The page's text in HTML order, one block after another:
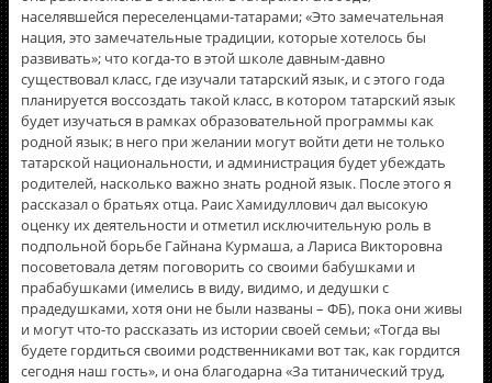
населявшейся переселенцами-татарами; «Это замечательная
нация, это замечательные традиции, которые хотелось бы
развивать»; что когда-то в этой школе давным-давно
существовал класс, где изучали татарский язык, и с этого года
планируется воссоздать такой класс, в котором татарский язык
будет изучаться в рамках образовательной программы как
родной язык; в него при желании могут войти дети не только
татарской национальности, и администрация будет убеждать
родителей, насколько важно знать родной язык. После этого я
рассказал о братьях отца. Раис Хамидуллович дал высокую
оценку их деятельности и отметил исключительную роль в
подпольной борьбе Гайнана Курмаша, а Лариса Викторовна
посоветовала детям поговорить со своими бабушками и
прабабушками (имелись в виду, видимо, и дедушки с
прадедушками, хотя они не были названы – ФБ), пока они живы
и могут что-то рассказать из истории своей семьи; «Тогда вы
будете гордиться своими родственниками вот так, как гордится
сегодня наш гость», и она благодарна «За титанический труд,